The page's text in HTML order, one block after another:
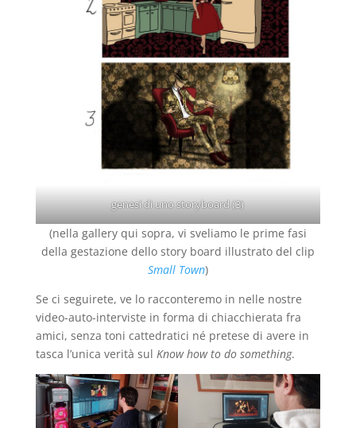
genesi di uno storyboard (3)
(nella gallery qui sopra, vi sveliamo le prime fasi
della gestazione dello story board illustrato del clip
Small Town)
Se ci seguirete, ve lo racconteremo in nelle nostre
video-auto-interviste in forma di chiacchierata fra
amici, senza toni cattedratici né pretese di avere in
tasca l’unica verità sul Know how to do something.